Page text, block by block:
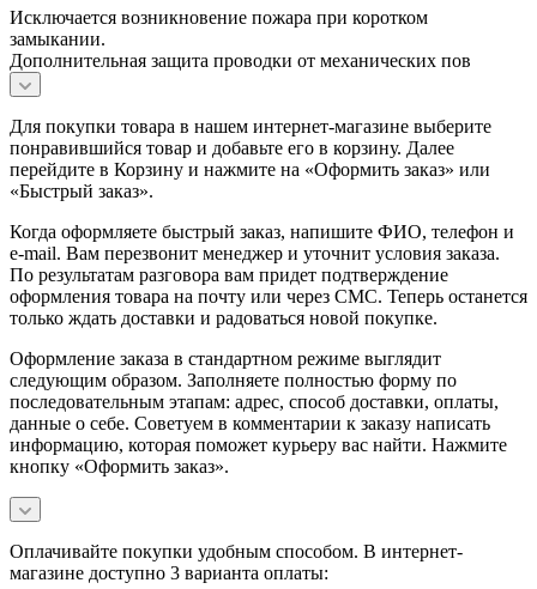
Исключается возникновение пожара при коротком
замыкании.
Дополнительная защита проводки от механических пов
Для покупки товара в нашем интернет-магазине выберите
понравившийся товар и добавьте его в корзину. Далее
перейдите в Корзину и нажмите на «Оформить заказ» или
«Быстрый заказ».
Когда оформляете быстрый заказ, напишите ФИО, телефон и
e-mail. Вам перезвонит менеджер и уточнит условия заказа.
По результатам разговора вам придет подтверждение
оформления товара на почту или через СМС. Теперь останется
только ждать доставки и радоваться новой покупке.
Оформление заказа в стандартном режиме выглядит
следующим образом. Заполняете полностью форму по
последовательным этапам: адрес, способ доставки, оплаты,
данные о себе. Советуем в комментарии к заказу написать
информацию, которая поможет курьеру вас найти. Нажмите
кнопку «Оформить заказ».
Оплачивайте покупки удобным способом. В интернет-
магазине доступно 3 варианта оплаты: